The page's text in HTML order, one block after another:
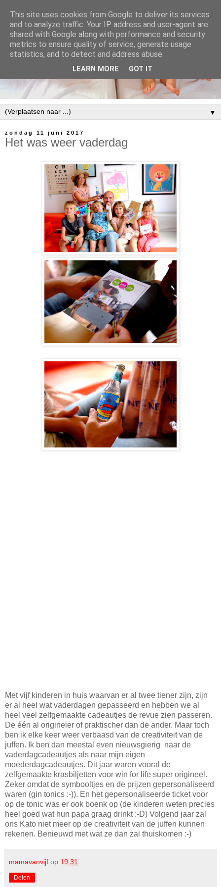
▼
zondag 11 juni 2017
Het was weer vaderdag
Met vijf kinderen in huis waarvan er al twee tiener zijn, zijn
er al heel wat vaderdagen gepasseerd en hebben we al
heel veel zelfgemaakte cadeautjes de revue zien passeren.
De één al origineler of praktischer dan de ander. Maar toch
ben ik elke keer weer verbaasd van de creativiteit van de
juffen. Ik ben dan meestal even nieuwsgierig naar de
vaderdagcadeautjes als naar mijn eigen
moederdagcadeautjes. Dit jaar waren vooral de
zelfgemaakte krasbiljetten voor win for life super origineel.
Zeker omdat de symbooltjes en de prijzen gepersonaliseerd
waren (gin tonics :-)). En het gepersonaliseerde ticket voor
op de tonic was er ook boenk op (de kinderen weten precies
heel goed wat hun papa graag drinkt :-D) Volgend jaar zal
ons Kato niet meer op de creativiteit van de juffen kunnen
rekenen. Benieuwd met wat ze dan zal thuiskomen :-)
mamavanvijf op 19:31
Delen
This site uses cookies from Google to deliver its services
and to analyze traffic. Your IP address and user-agent are
shared with Google along with performance and security
metrics to ensure quality of service, generate usage
statistics, and to detect and address abuse.
LEARN MORE GOT IT